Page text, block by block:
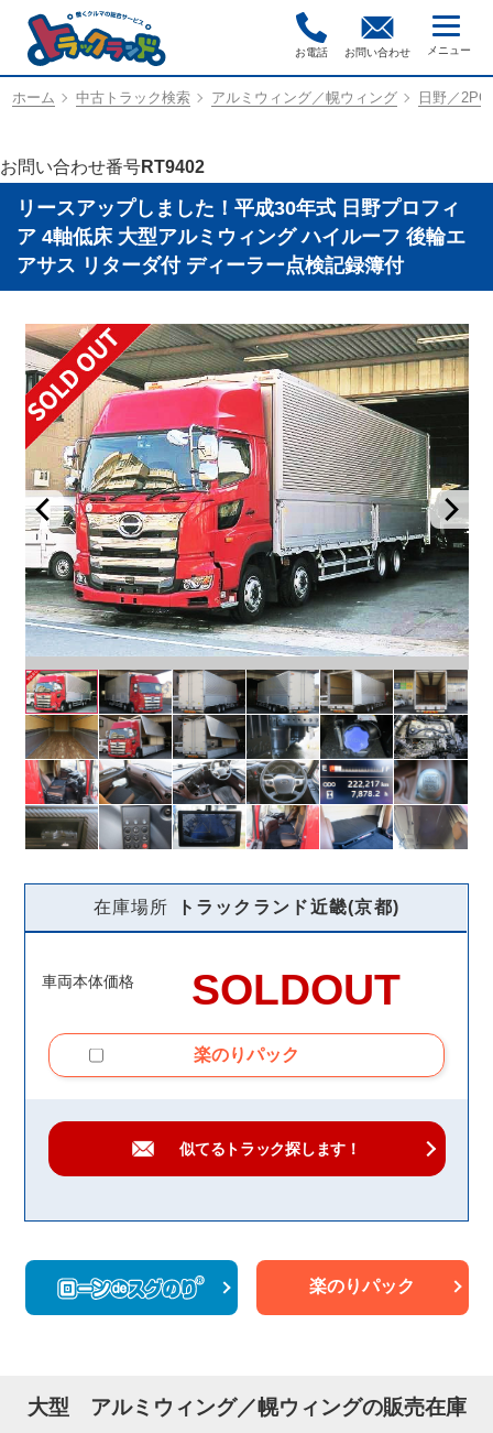
お電話 お問い合わせ
ホーム 中古トラック検索 アルミウィング／幌ウィング 日野／
お問い合わせ番号RT9402
リースアップしました！平成30年式 日野プロフィ
ア 4軸低床 大型アルミウィング ハイルーフ 後輪エ
アサス リターダ付 ディーラー点検記録簿付
在庫場所 トラックランド近畿(京都)
車両本体価格 SOLDOUT
楽のりパック
似てるトラック探します！
楽のりパック
大型 アルミウィング／幌ウィングの販売在庫